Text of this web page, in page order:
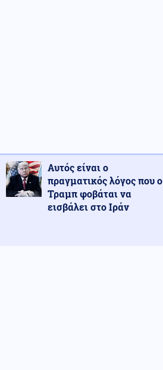
Αυτός είναι ο
πραγματικός λόγος που ο
Τραμπ φοβάται να
εισβάλει στο Ιράν